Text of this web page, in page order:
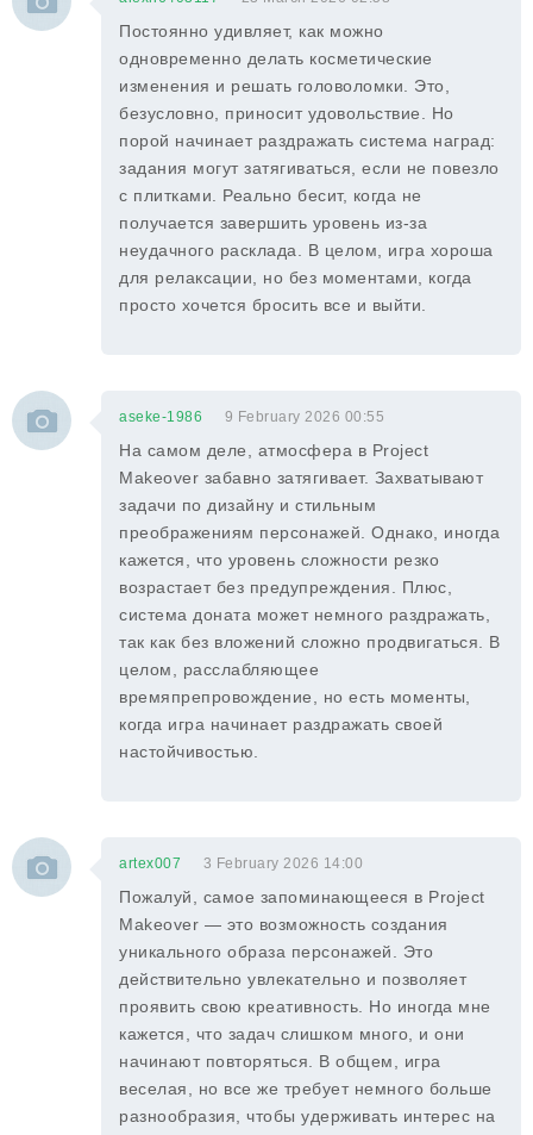
Постоянно удивляет, как можно
одновременно делать косметические
изменения и решать головоломки. Это,
безусловно, приносит удовольствие. Но
порой начинает раздражать система наград:
задания могут затягиваться, если не повезло
с плитками. Реально бесит, когда не
получается завершить уровень из-за
неудачного расклада. В целом, игра хороша
для релаксации, но без моментами, когда
просто хочется бросить все и выйти.
aseke-1986 9 February 2026 00:55
На самом деле, атмосфера в Project
Makeover забавно затягивает. Захватывают
задачи по дизайну и стильным
преображениям персонажей. Однако, иногда
кажется, что уровень сложности резко
возрастает без предупреждения. Плюс,
система доната может немного раздражать,
так как без вложений сложно продвигаться. В
целом, расслабляющее
времяпрепровождение, но есть моменты,
когда игра начинает раздражать своей
настойчивостью.
artex007 3 February 2026 14:00
Пожалуй, самое запоминающееся в Project
Makeover — это возможность создания
уникального образа персонажей. Это
действительно увлекательно и позволяет
проявить свою креативность. Но иногда мне
кажется, что задач слишком много, и они
начинают повторяться. В общем, игра
веселая, но все же требует немного больше
разнообразия, чтобы удерживать интерес на